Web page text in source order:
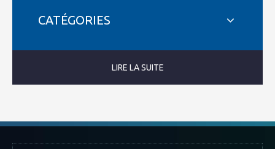
CATÉGORIES
LIRE LA SUITE